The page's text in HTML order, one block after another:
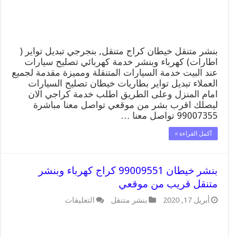
بنشر متنقل خيطان كراج متنقل, بنجرجي تبديل تواير (
اطارات) كهرباء وبنشر خدمة كهربائي تصليح سيارات
عند البيت خدمة السيارات المتنقلة ومميزة مقدمة لجميع
العملاء تبديل تواير بطاريات خيطان تصليح السيارات
امام المنزل وعلى الطريق اطلب خدمة كراجي الان
ليصلك اقرب بشر من موقعي تواصل معنا مباشرة
99007355 تواصل معنا …
أكمل القراءة »
بنشر خيطان 99009551 كراج كهرباء وبنشر
متنقل قريب من موقعي
أبريل 17, 2020 بنشر متنقل التعليقات